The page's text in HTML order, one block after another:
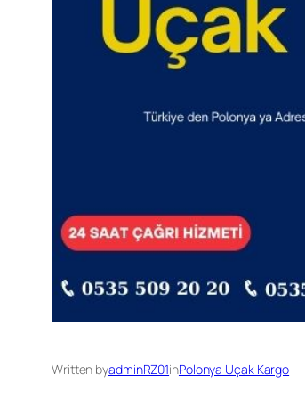
Written byadminRZ01inPolonya Uçak Kargo